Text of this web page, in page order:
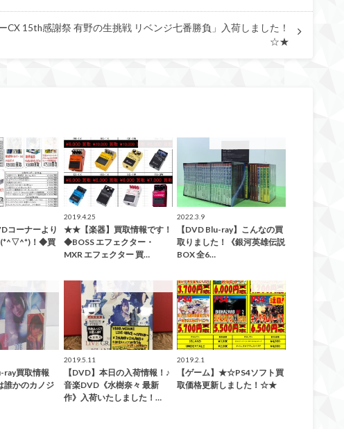
15th感謝祭 有野の生挑戦 リベンジ七番勝負」入荷しました！
☆★
緊急買取告知！
コーナーより
(*^▽^*)！◆買
2019.4.25
★★【楽器】買取情報です！
◆BOSS エフェクター・
MXR エフェクター 買…
2022.3.9
【DVD Blu-ray】こんなの買
取りました！《銀河英雄伝説
BOX 全6…
買取情報
誰かのカノジ
2019.5.11
【DVD】本日の入荷情報！♪
音楽DVD《水樹奈々 最新
作》入荷いたしました！…
2019.2.1
【ゲーム】★☆PS4ソフト買
取価格更新しました！☆★